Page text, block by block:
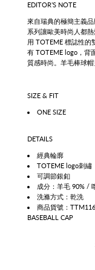
EDITOR’S NOTE
來自瑞典的極簡主義
系列讓歐美時尚人都
用 TOTEME 標誌性的
有TOTEME logo，背
質感時尚。 羊毛棒球
SIZE & FIT
ONE SIZE
DETAILS
經典輪廓
TOTEME logo刺繡
可調節銀釦
成分：羊毛 90% /
洗滌方式：乾洗
商品貨號：
BASEBALL CAP